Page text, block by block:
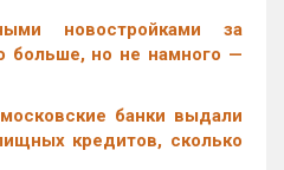
новостройками за
больше, но не намного —
банки выдали
кредитов, сколько